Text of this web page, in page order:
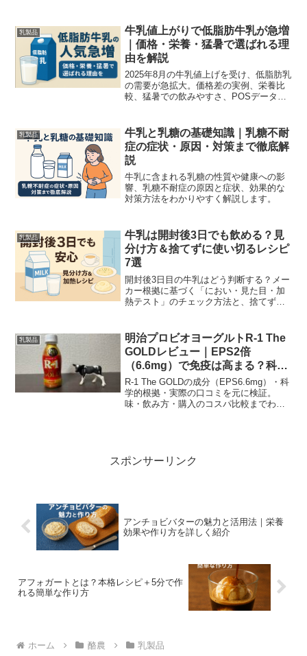
乳製品
牛乳値上がりで低脂肪牛乳が急増
｜価格・栄養・猛暑で選ばれる理
由を解説
2025年8月の牛乳値上げを受け、低脂肪乳
の需要が急拡大。価格差の実例、栄養比
較、猛暑での飲みやすさ、POSデータな
トや生産側の対応策、よくある疑問の回
答も掲載。
乳製品
牛乳と乳糖の基礎知識｜乳糖不耐
症の症状・原因・対策まで徹底解
説
牛乳に含まれる乳糖の性質や健康への影
響、乳糖不耐症の原因と症状、効果的な
対策方法をわかりやすく解説します。
乳製品
牛乳は開封後3日でも飲める？見
分け方＆捨てずに使い切るレシピ
7選
開封後3日目の牛乳はどう判断する？メー
カー根拠に基づく「におい・見た目・加
熱テスト」のチェック方法と、捨てずに
乳製品
明治プロビオヨーグルトR-1 The
GOLDレビュー｜EPS2倍
（6.6mg）で免疫は高まる？科学
と口コミ検証
R-1 The GOLDの成分（EPS6.6mg）・科
学的根拠・実際の口コミを元に検証。
味・飲み方・購入のコスパ比較までわか
スポンサーリンク
アンチョビバターの魅力と活用法｜栄養
効果や作り方を詳しく紹介
アフォガートとは？本格レシピ＋5分で作
れる簡単な作り方
ホーム 酪農 乳製品